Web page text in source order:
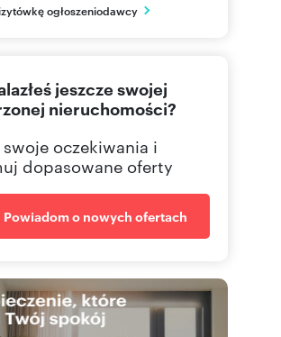
ogłoszeniodawcy
jeszcze swojej
nieruchomości?
oczekiwania i
dopasowane oferty
Powiadom o nowych ofertach